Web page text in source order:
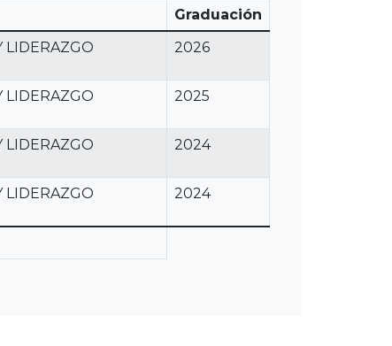
Graduación
LIDERAZGO
2026
LIDERAZGO
2025
LIDERAZGO
2024
LIDERAZGO
2024